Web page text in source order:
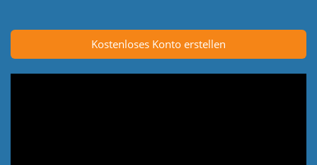
Kostenloses Konto erstellen